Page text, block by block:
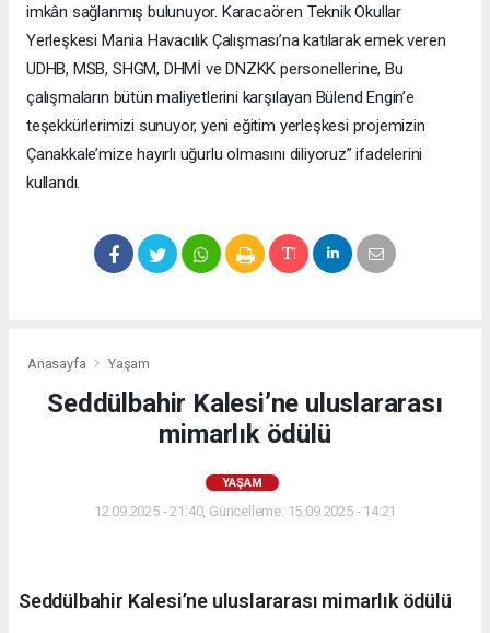
imkân sağlanmış bulunuyor. Karacaören Teknik Okullar
Yerleşkesi Mania Havacılık Çalışması’na katılarak emek veren
UDHB, MSB, SHGM, DHMİ ve DNZKK personellerine, Bu
çalışmaların bütün maliyetlerini karşılayan Bülend Engin’e
teşekkürlerimizi sunuyor, yeni eğitim yerleşkesi projemizin
Çanakkale’mize hayırlı uğurlu olmasını diliyoruz” ifadelerini
kullandı.
Anasayfa Yaşam
Seddülbahir Kalesi’ne uluslararası
mimarlık ödülü
YAŞAM
12.09.2025 - 21:40, Güncelleme: 15.09.2025 - 14:21
Seddülbahir Kalesi’ne uluslararası mimarlık ödülü